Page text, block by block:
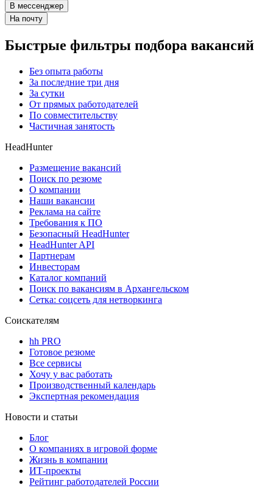
В мессенджер
На почту
Быстрые фильтры подбора вакансий
Без опыта работы
За последние три дня
За сутки
От прямых работодателей
По совместительству
Частичная занятость
HeadHunter
Размещение вакансий
Поиск по резюме
О компании
Наши вакансии
Реклама на сайте
Требования к ПО
Безопасный HeadHunter
HeadHunter API
Партнерам
Инвесторам
Каталог компаний
Поиск по вакансиям в Архангельском
Сетка: соцсеть для нетворкинга
Соискателям
hh PRO
Готовое резюме
Все сервисы
Хочу у вас работать
Производственный календарь
Экспертная рекомендация
Новости и статьи
Блог
О компаниях в игровой форме
Жизнь в компании
ИТ-проекты
Рейтинг работодателей России